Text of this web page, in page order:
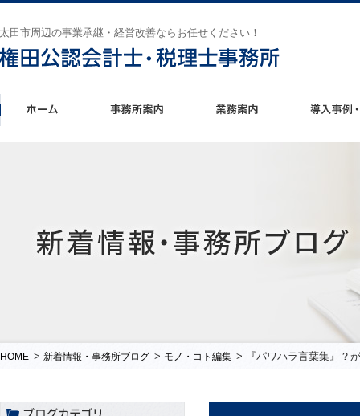
太田市周辺の事業承継・経営改善ならお任せください！
HOME > 新着情報・事務所ブログ > モノ・コト編集 > 『パワハラ言葉集』？